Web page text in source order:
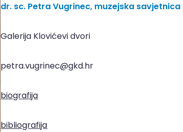
dr. sc. Petra Vugrinec, muzejska savjetnica
Galerija Klovićevi dvori
petra.vugrinec@gkd.hr
biografija
bibliografija